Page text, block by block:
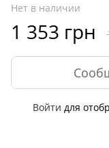
Нет в наличии
1 353 грн
Войти для